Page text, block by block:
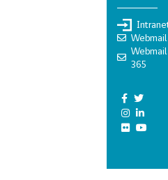
Webmail
Webmail
365